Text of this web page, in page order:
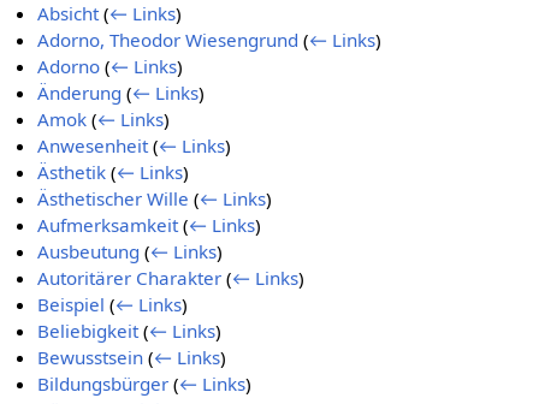
Absicht (← Links)
Adorno, Theodor Wiesengrund (← Links)
Adorno (← Links)
Änderung (← Links)
Amok (← Links)
Anwesenheit (← Links)
Ästhetik (← Links)
Ästhetischer Wille (← Links)
Aufmerksamkeit (← Links)
Ausbeutung (← Links)
Autoritärer Charakter (← Links)
Beispiel (← Links)
Beliebigkeit (← Links)
Bewusstsein (← Links)
Bildungsbürger (← Links)